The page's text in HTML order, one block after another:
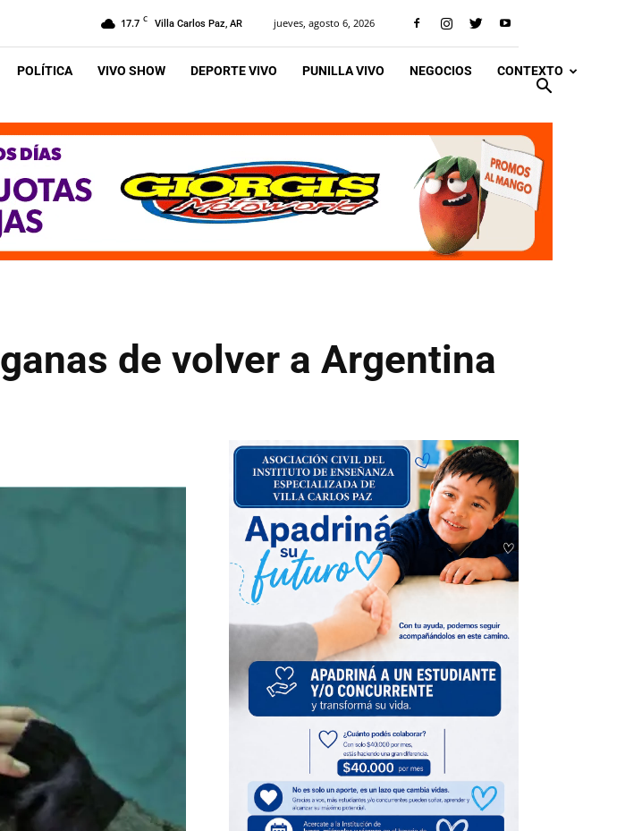
17.7 C Villa Carlos Paz, AR jueves, agosto 6, 2026
POLÍTICA VIVO SHOW DEPORTE VIVO PUNILLA VIVO NEGOCIOS CONTEXTO
de volver a Argentina